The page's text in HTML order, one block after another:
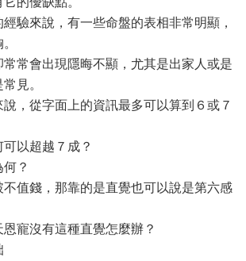
驗來說，有一些命盤的表相非常明顯，
常會出現隱晦不顯，尤其是出家人或是
見。
，從字面上的資訊最多可以算到６或７
以超越７成？
？
值錢，那靠的是直覺也可以說是第六感
寵沒有這種直覺怎麼辦？